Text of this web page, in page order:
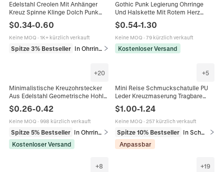
Edelstahl Creolen Mit Anhänger
Kreuz Spinne Klinge Dolch Punk
Gothic Hip Hop Unisex Schmuck
Cool
$0.34-0.60
Keine MOQ · 1K+ kürzlich verkauft
Spitze 3% Bestseller In Ohrringe
Gothic Punk Legierung Ohrringe
Und Halskette Mit Rotem Herz
Kreuz Rose Dorn Küchenmesser
Stachelball Retro Dunkler Schmuck
$0.54-1.30
Keine MOQ · 79 kürzlich verkauft
Kostenloser Versand
+20
Minimalistische Kreuzohrstecker
Aus Edelstahl Geometrische Hohle
Winzige Ohrknochenstecker Retro
Gothic Stil Accessoires
$0.26-0.42
Keine MOQ · 998 kürzlich verkauft
Spitze 5% Bestseller
In Ohrringe
Kostenloser Versand
+5
Mini Reise Schmuckschatulle PU
Leder Kreuzmaserung Tragbare
Aufbewahrungsbox Für Ringe
Halsketten Ohrringe
Reißverschluss
$1.00-1.24
Keine MOQ · 257 kürzlich verkauft
Spitze 10% Bestseller
In Schmuckverpackung & Präsentation
Anpassbar
+8 +19